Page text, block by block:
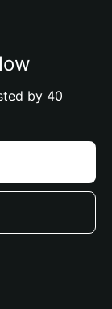
by 40